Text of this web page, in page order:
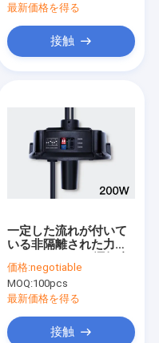
最新価格を得る
接触
一定した流れが付いて
いる非隔離された力
のあたりの第二世代
200w
価格:negotiable
MOQ:100pcs
最新価格を得る
接触